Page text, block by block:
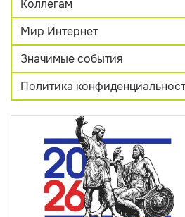
Коллегам
Мир Интернет
Значимые события
Политика